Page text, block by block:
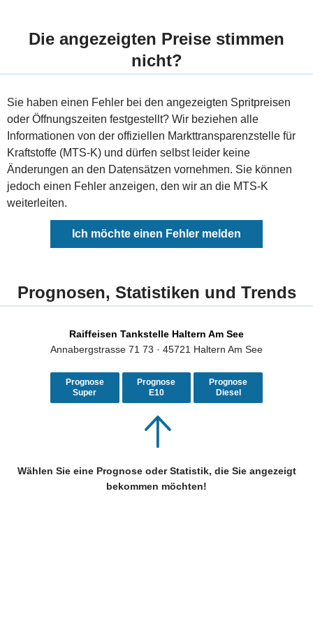
Die angezeigten Preise stimmen
nicht?
Sie haben einen Fehler bei den angezeigten Spritpreisen
oder Öffnungszeiten festgestellt? Wir beziehen alle
Informationen von der offiziellen Markttransparenzstelle für
Kraftstoffe (MTS-K) und dürfen selbst leider keine
Änderungen an den Datensätzen vornehmen. Sie können
jedoch einen Fehler anzeigen, den wir an die MTS-K
weiterleiten.
Ich möchte einen Fehler melden
Prognosen, Statistiken und Trends
Raiffeisen Tankstelle Haltern Am See
Annabergstrasse 71 73 · 45721 Haltern Am See
Prognose
Super
Prognose
E10
Prognose
Diesel
Wählen Sie eine Prognose oder Statistik, die Sie angezeigt
bekommen möchten!